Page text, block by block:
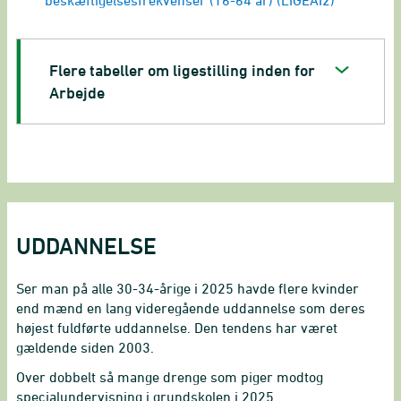
Flere tabeller om ligestilling inden for
Arbejde
UDDANNELSE
Ser man på alle 30-34-årige i 2025 havde flere kvinder
end mænd en lang videregående uddannelse som deres
højest fuldførte uddannelse. Den tendens har været
gældende siden 2003.
Over dobbelt så mange drenge som piger modtog
specialundervisning i grundskolen i 2025.